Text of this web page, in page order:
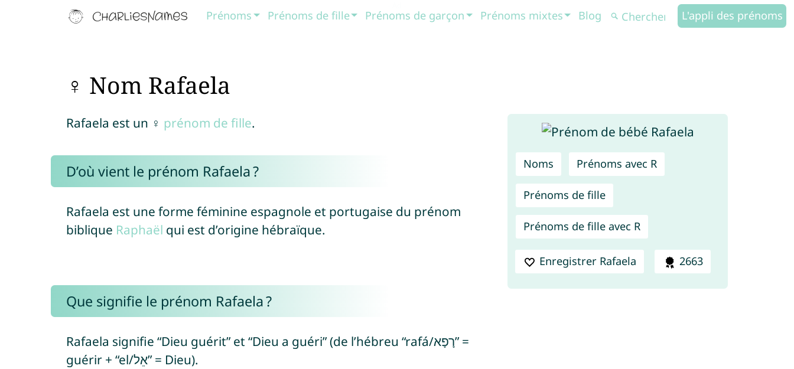
Prénoms Prénoms de fille Prénoms de garçon Prénoms mixtes Blog L'appli des prénoms
♀ Nom Rafaela
Noms Prénoms avec R
Prénoms de fille
Prénoms de fille avec R
Enregistrer Rafaela 2663
Rafaela est un ♀ prénom de fille.
D’où vient le prénom Rafaela ?
Rafaela est une forme féminine espagnole et portugaise du prénom
biblique Raphaël qui est d’origine hébraïque.
Que signifie le prénom Rafaela ?
Rafaela signifie “Dieu guérit” et “Dieu a guéri” (de l’hébreu “rafá/רָפָא” =
guérir + “el/אֵל” = Dieu).